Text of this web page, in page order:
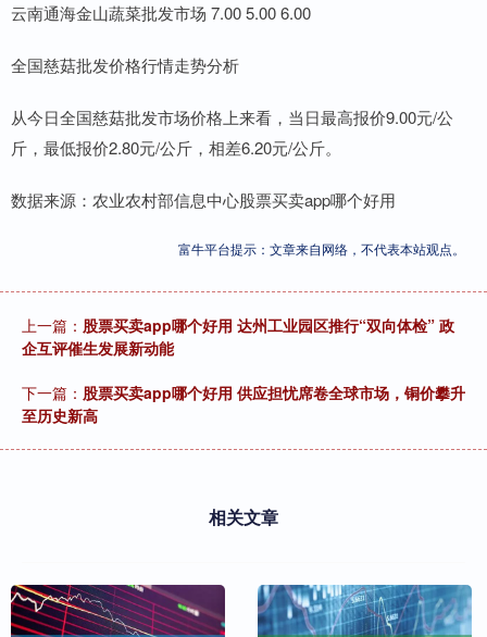
云南通海金山蔬菜批发市场 7.00 5.00 6.00
全国慈菇批发价格行情走势分析
从今日全国慈菇批发市场价格上来看，当日最高报价9.00元/公
斤，最低报价2.80元/公斤，相差6.20元/公斤。
数据来源：农业农村部信息中心股票买卖app哪个好用
富牛平台提示：文章来自网络，不代表本站观点。
上一篇： 股票买卖app哪个好用 达州工业园区推行“双向体检” 政
企互评催生发展新动能
下一篇： 股票买卖app哪个好用 供应担忧席卷全球市场，铜价攀升
至历史新高
相关文章